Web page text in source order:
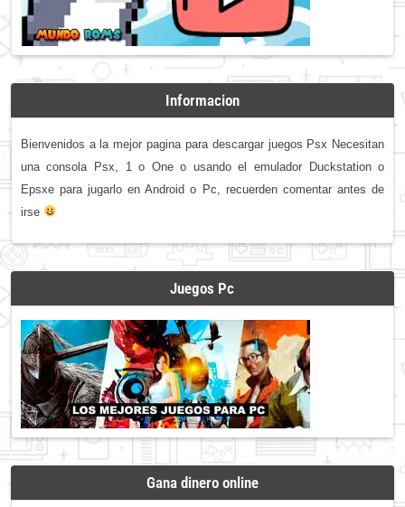
Informacion
Bienvenidos a la mejor pagina para descargar juegos Psx Necesitan
una consola Psx, 1 o One o usando el emulador Duckstation o
Epsxe para jugarlo en Android o Pc, recuerden comentar antes de
irse
Juegos Pc
Gana dinero online